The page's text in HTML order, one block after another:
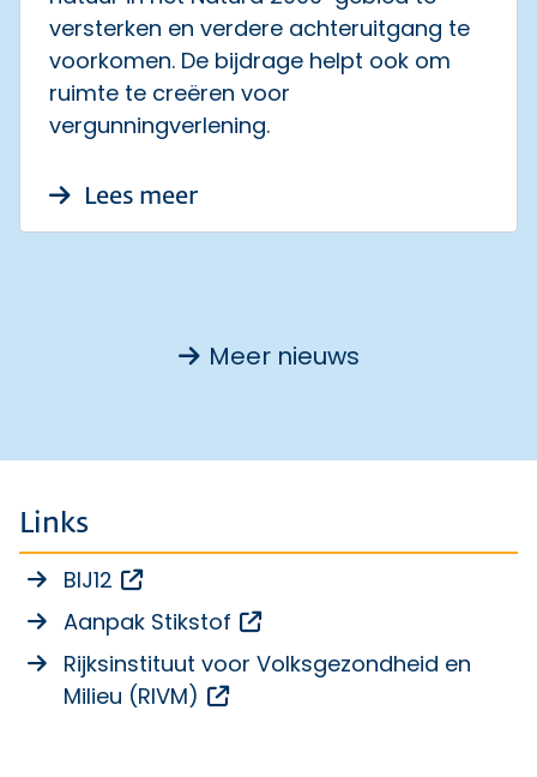
versterken en verdere achteruitgang te
voorkomen. De bijdrage helpt ook om
ruimte te creëren voor
vergunningverlening.
Lees meerover 3 miljoen euro extra
Meer nieuws
Links
BIJ12
Aanpak Stikstof
Rijksinstituut voor Volksgezondheid en
Milieu (RIVM)